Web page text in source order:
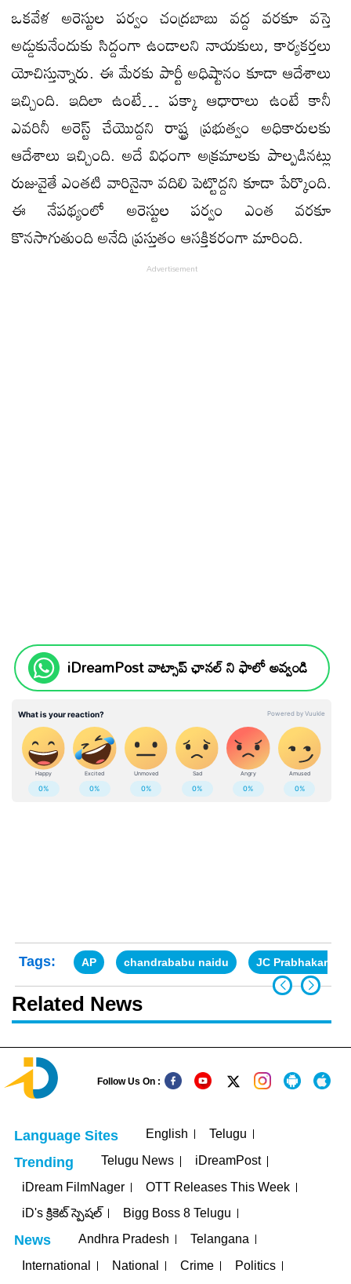
ఒకవేళ అరెస్టుల పర్వం చంద్రబాబు వద్ద వరకూ వస్తె
అడ్డుకునేందుకు సిద్దంగా ఉండాలని నాయకులు, కార్యకర్తలు
యోచిస్తున్నారు. ఈ మేరకు పార్టీ అధిష్టానం కూడా ఆదేశాలు
ఇచ్చింది. ఇదిలా ఉంటే… పక్కా ఆధారాలు ఉంటే కానీ
ఎవరినీ అరెస్ట్ చేయొద్దని రాష్ట్ర ప్రభుత్వం అధికారులకు
ఆదేశాలు ఇచ్చింది. అదే విధంగా అక్రమాలకు పాల్పడినట్లు
రుజువైతే ఎంతటి వారినైనా వదిలి పెట్టొద్దని కూడా పేర్కొంది.
ఈ నేపథ్యంలో అరెస్టుల పర్వం ఎంత వరకూ
కొనసాగుతుంది అనేది ప్రస్తుతం ఆసక్తికరంగా మారింది.
iDreamPost వాట్సాప్ ఛానల్ ని ఫాలో అవ్వండి
Tags: AP chandrababu naidu JC Prabhakar
Related News
Follow Us On :
Language Sites English Telugu
Trending Telugu News
iDreamPost
iDream FilmNager
OTT Releases This Week
iD's క్రికెట్ స్పెషల్
Bigg Boss 8 Telugu
News Andhra Pradesh
Telangana
International
National Crime Politics